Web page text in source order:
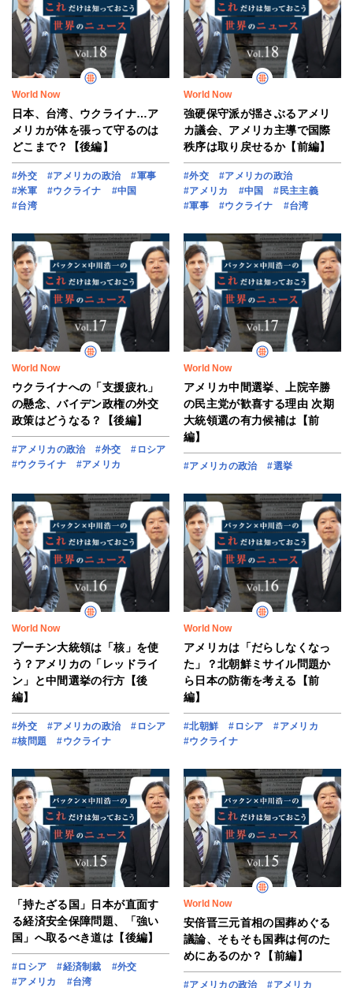
World Now
日本、台湾、ウクライナ…ア
メリカが体を張って守るのは
どこまで？【後編】
#外交 #アメリカの政治
#軍事
#米軍
#ウクライナ
#中国
#台湾
World Now
強硬保守派が揺さぶるアメリ
カ議会、アメリカ主導で国際
秩序は取り戻せるか【前編】
#外交
#アメリカの政治
#アメリカ
#中国
#民主主義
#軍事
#ウクライナ #台湾
World Now
ウクライナへの「支援疲れ」
の懸念、バイデン政権の外交
政策はどうなる？【後編】
#アメリカの政治 #外交
#ロシア
#ウクライナ
#アメリカ
World Now
アメリカ中間選挙、上院辛勝
の民主党が歓喜する理由 次期
大統領選の有力候補は【前
編】
#アメリカの政治 #選挙
World Now
プーチン大統領は「核」を使
う？アメリカの「レッドライ
ン」と中間選挙の行方【後
編】
#外交 #アメリカの政治
#ロシア
#核問題
#ウクライナ
World Now
アメリカは「だらしなくなっ
た」？北朝鮮ミサイル問題か
ら日本の防衛を考える【前
編】
#北朝鮮 #ロシア
#アメリカ
#ウクライナ
「持たざる国」日本が直面す
る経済安全保障問題、「強い
国」へ取るべき道は【後編】
#ロシア #経済制裁
#外交
#アメリカ
#台湾
World Now
安倍晋三元首相の国葬めぐる
議論、そもそも国葬は何のた
めにあるのか？【前編】
#アメリカの政治 #アメリカ